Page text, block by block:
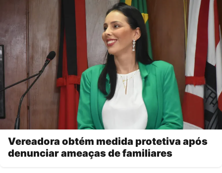
Vereadora obtém medida protetiva após
denunciar ameaças de familiares